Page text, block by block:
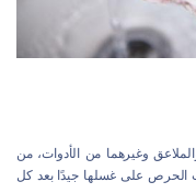
وغيرهما من الأدوات، من
الحرص على غسلها جيدًا بعد كل